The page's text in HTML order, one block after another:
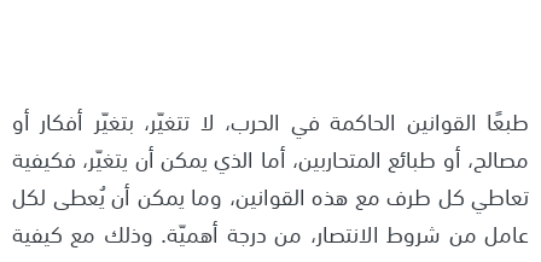
طبعًا القوانين الحاكمة في الحرب، لا تتغيّر، بتغيّر أفكار أو
مصالح، أو طبائع المتحاربين، أما الذي يمكن أن يتغيّر، فكيفية
تعاطي كل طرف مع هذه القوانين، وما يمكن أن يُعطى لكل
عامل من شروط الانتصار، من درجة أهميّة. وذلك مع كيفية